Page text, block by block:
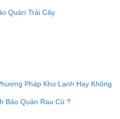
Quản Trái Cây
Pháp Kho Lạnh Hay Không
Bảo Quản Rau Củ ?